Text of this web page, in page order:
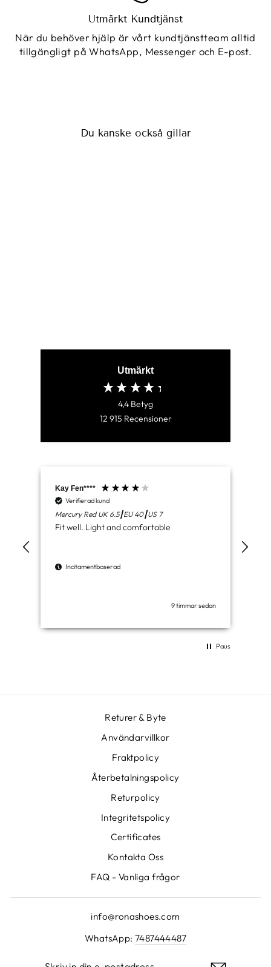
Utmärkt Kundtjänst
När du behöver hjälp är vårt kundtjänstteam alltid
tillgängligt på WhatsApp, Messenger och E-post.
Du kanske också gillar
Utmärkt
4,4 Betyg
12 915 Recensioner
Kay Fen****
Verifierad kund
Mercury Red UK 6.5┃EU 40┃US 7
Fit well. Light and comfortable
Incitamentbaserad
9 timmar sedan
Paus
Returer & Byte
Användarvillkor
Fraktpolicy
Återbetalningspolicy
Returpolicy
Integritetspolicy
Certificates
Kontakta Oss
FAQ - Vanliga frågor
info@ronashoes.com
WhatsApp: 7487444487